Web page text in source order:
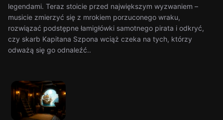
legendami. Teraz stoicie przed największym wyzwaniem –
musicie zmierzyć się z mrokiem porzuconego wraku,
rozwiązać podstępne łamigłówki samotnego pirata i odkryć,
czy skarb Kapitana Szpona wciąż czeka na tych, którzy
odważą się go odnaleźć..